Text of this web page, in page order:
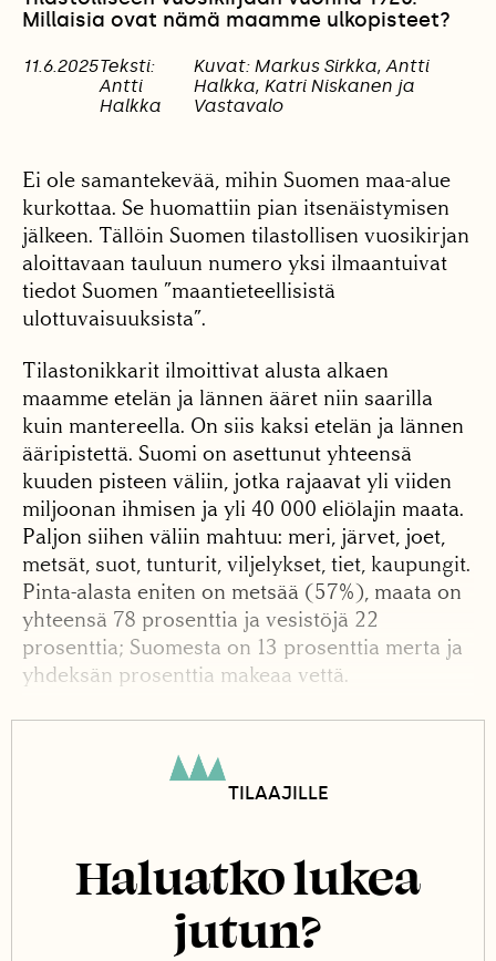
Millaisia ovat nämä maamme ulkopisteet?
11.6.2025Teksti:
Antti
Halkka
Kuvat: Markus Sirkka, Antti
Halkka, Katri Niskanen ja
Vastavalo
Ei ole samantekevää, mihin Suomen maa-alue
kurkottaa. Se huomattiin pian itsenäistymisen
jälkeen. Tällöin Suomen tilastollisen vuosikirjan
aloittavaan tauluun numero yksi ilmaantuivat
tiedot Suomen ”maantieteellisistä
ulottuvaisuuksista”.
Tilastonikkarit ilmoittivat alusta alkaen
maamme etelän ja lännen ääret niin saarilla
kuin mantereella. On siis kaksi etelän ja lännen
ääripistettä. Suomi on asettunut yhteensä
kuuden pisteen väliin, jotka rajaavat yli viiden
miljoonan ihmisen ja yli 40 000 eliölajin maata.
Paljon siihen väliin mahtuu: meri, järvet, joet,
metsät, suot, tunturit, viljelykset, tiet, kaupungit.
Pinta-alasta eniten on metsää (57%), maata on
yhteensä 78 prosenttia ja vesistöjä 22
prosenttia; Suomesta on 13 prosenttia merta ja
yhdeksän prosenttia makeaa vettä.
Aluksi vuosikirja väitti, että läntisin
mannerpiste olisi ”Hermanören niemellä
Korsnääsin pitäjässä”, siis eteläisessä
Kilpisjärven kolmen valtakunnan rajapyykki on
selvästi Merenkurkun rannikkoa lännempänä.
TILAAJILLE
Haluatko lukea
jutun?